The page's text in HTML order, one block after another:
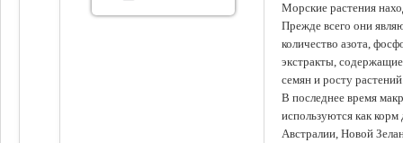
Морские растения
Прежде всего они
количество азота,
экстракты,
семян и росту
В последнее время
используются как
Австралии, Новой